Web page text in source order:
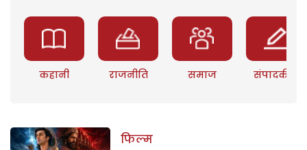
कहानी राजनीति समाज संपादकीय
फिल्म